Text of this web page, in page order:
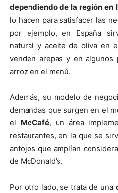
dependiendo de la región en
lo hacen para satisfacer las
por ejemplo, en España
natural y aceite de oliva en
venden arepas y en algunos
arroz en el menú.
Además, su modelo de
demandas que surgen en el
el McCafé, un área
restaurantes, en la que se
antojos que amplían
de McDonald’s.
Por otro lado, se trata de una